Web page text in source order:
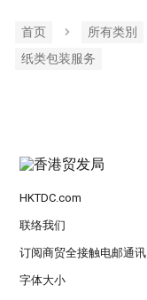
首页 所有类別
纸类包装服务
HKTDC.com
联络我们
订阅商贸全接触电邮通讯
字体大小